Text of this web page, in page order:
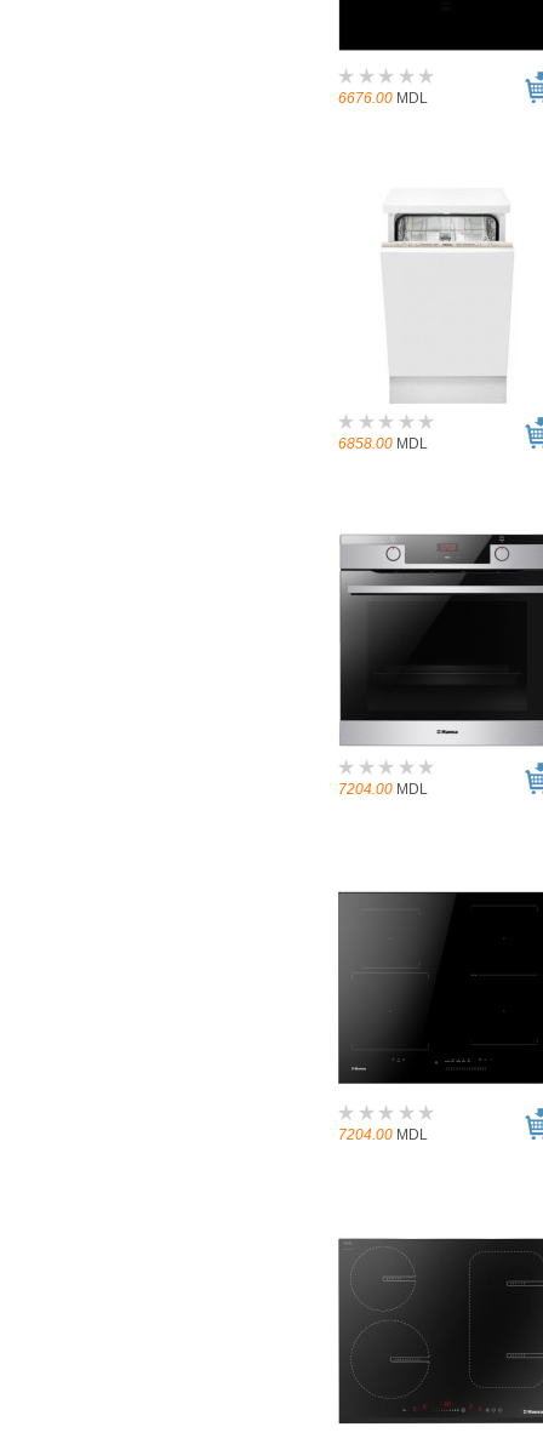
6676.00 MDL
6858.00 MDL
7204.00 MDL
7204.00 MDL